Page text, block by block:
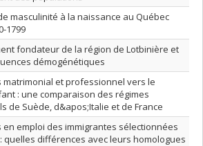
masculinité à la naissance au Québec
1799
fondateur de la région de Lotbinière et
démogénétiques
matrimonial et professionnel vers le
: une comparaison des régimes
de Suède, d&apos;Italie et de France
en emploi des immigrantes sélectionnées
quelles différences avec leurs homologues